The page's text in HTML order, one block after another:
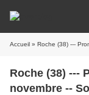
Accueil » Roche (38) ---
Roche (38) --- Promeneurs 1---- Jeudi 16